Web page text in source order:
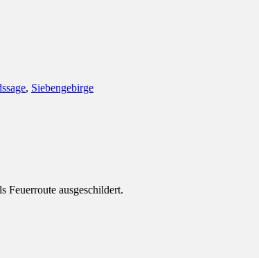
, Siebengebirge
Feuerroute ausgeschildert.